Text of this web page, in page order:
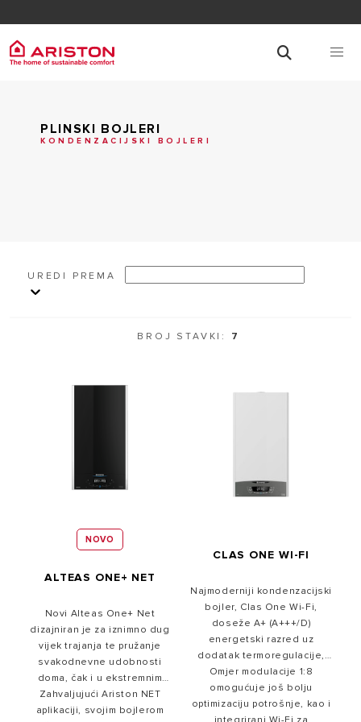
PLINSKI BOJLERI
KONDENZACIJSKI BOJLERI
UREDI PREMA
BROJ STAVKI: 7
NOVO
ALTEAS ONE+ NET
Novi Alteas One+ Net
dizajniran je za iznimno dug
vijek trajanja te pružanje
svakodnevne udobnosti
doma, čak i u ekstremnim
uvjetima. Visokoučinkoviti
kondenzacijski plinski bojler
Zahvaljujući Ariston NET
aplikaciji, svojim bojlerom
CLAS ONE WI-FI
Najmoderniji kondenzacijski
bojler, Clas One Wi-Fi,
doseže A+ (A+++/D)
energetski razred uz
dodatak termoregulacije,
vanjskog i unutarnjeg
osjentika. Sadržava
inovativni IgnitionSystem s
Omjer modulacije 1:8
omogućuje još bolju
optimizaciju potrošnje, kao i